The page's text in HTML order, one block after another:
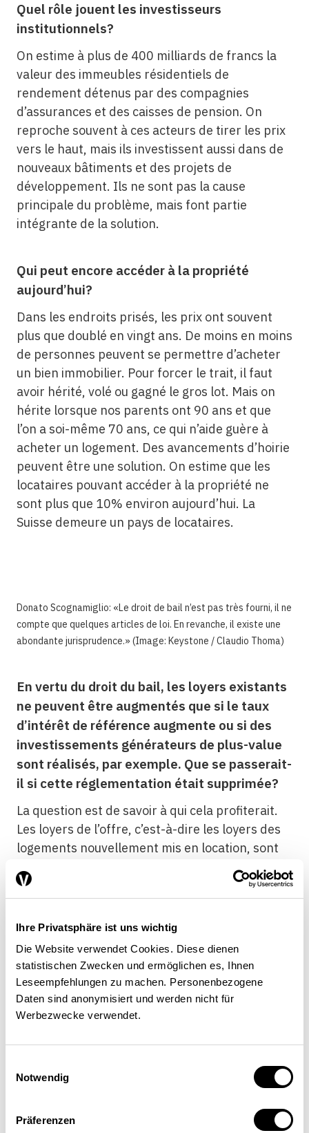
Ihre Privatsphäre ist uns wichtig
Die Website verwendet Cookies. Diese dienen
statistischen Zwecken und ermöglichen es, Ihnen
Leseempfehlungen zu machen. Personenbezogene
Daten sind anonymisiert und werden nicht für
Werbezwecke verwendet.
Notwendig
Präferenzen
Quel rôle jouent les investisseurs
institutionnels?
On estime à plus de 400 milliards de francs la
valeur des immeubles résidentiels de
rendement détenus par des compagnies
d’assurances et des caisses de pension. On
reproche souvent à ces acteurs de tirer les prix
vers le haut, mais ils investissent aussi dans de
nouveaux bâtiments et des projets de
développement. Ils ne sont pas la cause
principale du problème, mais font partie
intégrante de la solution.
Qui peut encore accéder à la propriété
aujourd’hui?
Dans les endroits prisés, les prix ont souvent
plus que doublé en vingt ans. De moins en moins
de personnes peuvent se permettre d’acheter
un bien immobilier. Pour forcer le trait, il faut
avoir hérité, volé ou gagné le gros lot. Mais on
hérite lorsque nos parents ont 90 ans et que
l’on a soi-même 70 ans, ce qui n’aide guère à
acheter un logement. Des avancements d’hoirie
peuvent être une solution. On estime que les
locataires pouvant accéder à la propriété ne
sont plus que 10% environ aujourd’hui. La
Suisse demeure un pays de locataires.
Donato Scognamiglio: «Le droit de bail n’est pas très fourni, il ne
compte que quelques articles de loi. En revanche, il existe une
abondante jurisprudence.» (Image: Keystone / Claudio Thoma)
En vertu du droit du bail, les loyers existants
ne peuvent être augmentés que si le taux
d’intérêt de référence augmente ou si des
investissements générateurs de plus-value
sont réalisés, par exemple. Que se passerait-
il si cette réglementation était supprimée?
La question est de savoir à qui cela profiterait.
Les loyers de l’offre, c’est-à-dire les loyers des
logements nouvellement mis en location, sont
beaucoup plus élevés que les loyers en cours.
Sans la régulation des loyers, les nouveaux
loyers s’établiraient entre ces deux prix, ce qui
entraînerait une augmentation immédiate des
soit 90% d’entre eux, tandis que les personnes
qui déménagent bénéficieraient de loyers
légèrement en baisse. C’est une mesure difficile
à mettre en œuvre d’un point de vue politique.
La presse rapporte régulièrement des cas
d’immeubles vidés de leurs locataires à des
loyer peut-il être augmenté?